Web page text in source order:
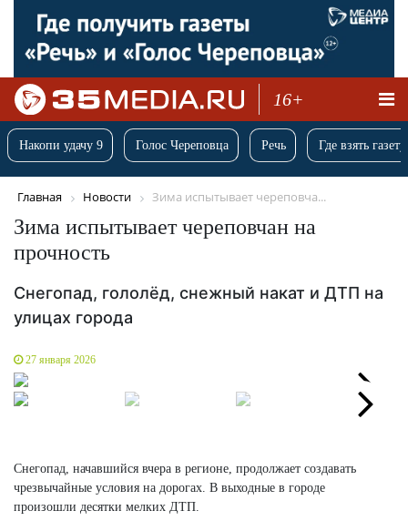
16+
Накопи удачу 9 Голос Череповца Речь Где взять
Главная Новости Зима испытывает череповча...
Зима испытывает череповчан на
прочность
Снегопад, гололёд, снежный накат и ДТП на
улицах города
27 января 2026
Next
Снегопад, начавшийся вчера в регионе, продолжает создавать
чрезвычайные условия на дорогах. В выходные в городе
произошли десятки мелких ДТП.